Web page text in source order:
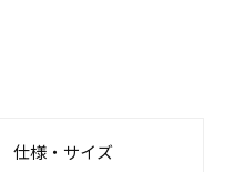
仕様・サイズ